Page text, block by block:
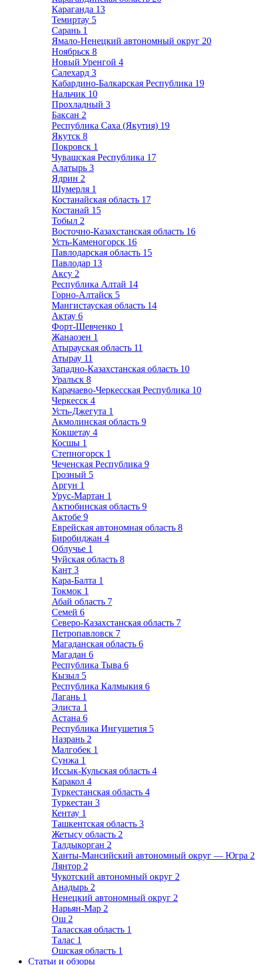
Караганда 13
Темиртау 5
Сарань 1
Ямало-Ненецкий автономный округ 20
Ноябрьск 8
Новый Уренгой 4
Салехард 3
Кабардино-Балкарская Республика 19
Нальчик 10
Прохладный 3
Баксан 2
Республика Саха (Якутия) 19
Якутск 8
Покровск 1
Чувашская Республика 17
Алатырь 3
Ядрин 2
Шумерля 1
Костанайская область 17
Костанай 15
Тобыл 2
Восточно-Казахстанская область 16
Усть-Каменогорск 16
Павлодарская область 15
Павлодар 13
Аксу 2
Республика Алтай 14
Горно-Алтайск 5
Мангистауская область 14
Актау 6
Форт-Шевченко 1
Жанаозен 1
Атырауская область 11
Атырау 11
Западно-Казахстанская область 10
Уральск 8
Карачаево-Черкесская Республика 10
Черкесск 4
Усть-Джегута 1
Акмолинская область 9
Кокшетау 4
Косшы 1
Степногорск 1
Чеченская Республика 9
Грозный 5
Аргун 1
Урус-Мартан 1
Актюбинская область 9
Актобе 9
Еврейская автономная область 8
Биробиджан 4
Облучье 1
Чуйская область 8
Кант 3
Кара-Балта 1
Токмок 1
Абай область 7
Семей 6
Северо-Казахстанская область 7
Петропавловск 7
Магаданская область 6
Магадан 6
Республика Тыва 6
Кызыл 5
Республика Калмыкия 6
Лагань 1
Элиста 1
Астана 6
Республика Ингушетия 5
Назрань 2
Малгобек 1
Сунжа 1
Иссык-Кульская область 4
Каракол 4
Туркестанская область 4
Туркестан 3
Кентау 1
Ташкентская область 3
Жетысу область 2
Талдыкорган 2
Ханты-Мансийский автономный округ — Югра 2
Лянтор 2
Чукотский автономный округ 2
Анадырь 2
Ненецкий автономный округ 2
Нарьян-Мар 2
Ош 2
Таласская область 1
Талас 1
Ошская область 1
Статьи и обзоры